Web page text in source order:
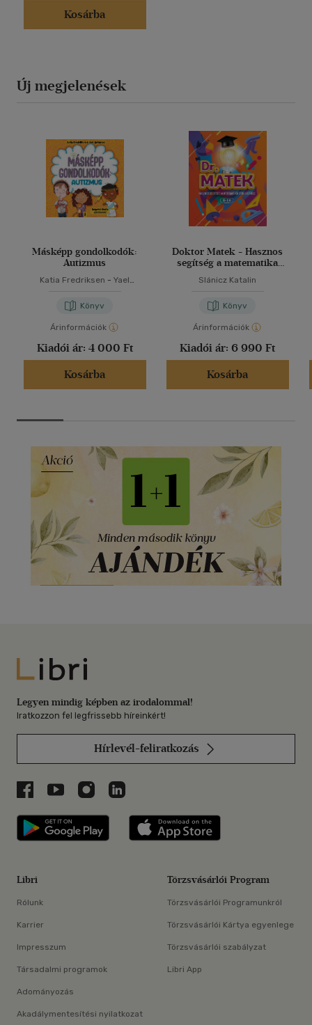
Kosárba
Új megjelenések
Másképp gondolkodók:
Autizmus
Katia Fredriksen - Yael
Könyv
Árinformációk
Kiadói ár: 4 000 Ft
Kosárba
Doktor Matek - Hasznos
segítség a matematika
Slánicz Katalin
Könyv
Árinformációk
Kiadói ár: 6 990 Ft
Kosárba
Libri
Legyen mindig képben az irodalommal!
Iratkozzon fel legfrissebb híreinkért!
Hírlevél-feliratkozás
Libri a Facebookon
Libri a Youtube-on
Libri az Instagramon
Libri a LinkedInen
Libri applikáció Szerezd meg: Google
Libri
Rólunk
Karrier
Impresszum
Társadalmi programok
Adományozás
Akadálymentesítési nyilatkozat
Törzsvásárlói Program
Törzsvásárlói Programunkról
Törzsvásárlói Kártya egyenlege
Törzsvásárlói szabályzat
Libri App